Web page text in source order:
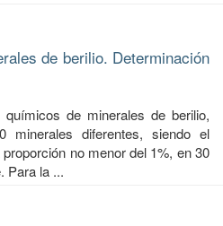
de berilio. Determinación
de minerales de berilio,
minerales diferentes, siendo el
no menor del 1%, en 30
Para la ...